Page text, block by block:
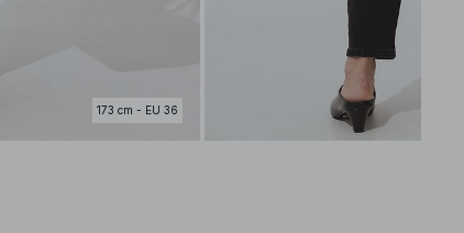
173 cm - EU 36